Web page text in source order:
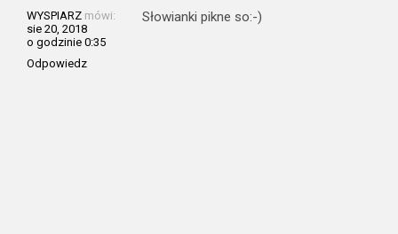
WYSPIARZ mówi:
sie 20, 2018
o godzinie 0:35
Odpowiedz
Słowianki pikne so:-)